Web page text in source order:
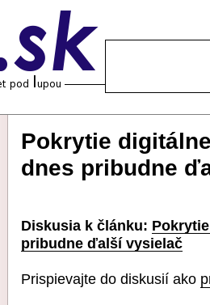
Pokrytie
dnes pribudne
Diskusia k článku:
pribudne ďalší vysielač
Prispievajte do diskusií ako